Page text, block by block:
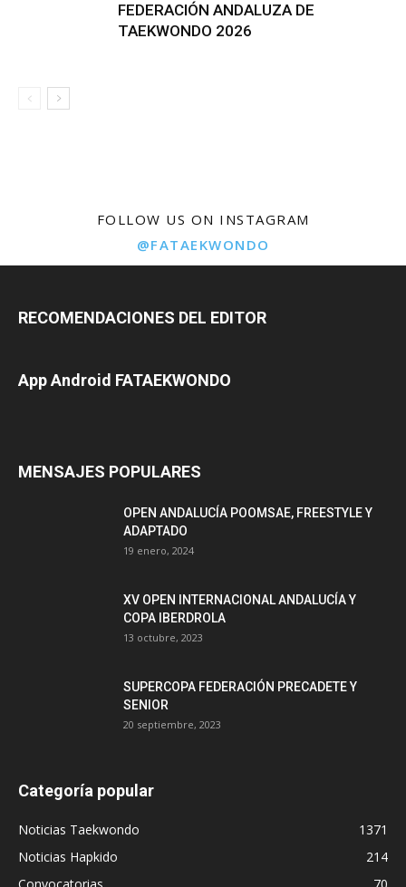
FEDERACIÓN ANDALUZA DE
TAEKWONDO 2026
FOLLOW US ON INSTAGRAM
@FATAEKWONDO
RECOMENDACIONES DEL EDITOR
App Android FATAEKWONDO
MENSAJES POPULARES
OPEN ANDALUCÍA POOMSAE, FREESTYLE Y
ADAPTADO
19 enero, 2024
XV OPEN INTERNACIONAL ANDALUCÍA Y
COPA IBERDROLA
13 octubre, 2023
SUPERCOPA FEDERACIÓN PRECADETE Y
SENIOR
20 septiembre, 2023
Categoría popular
Noticias Taekwondo
1371
Noticias Hapkido
214